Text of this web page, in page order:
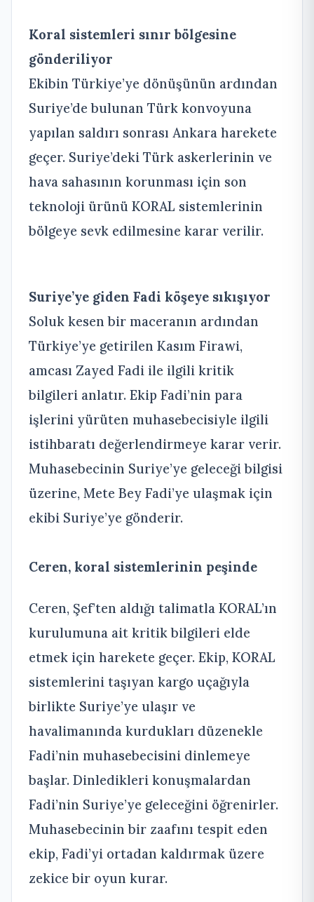
Koral sistemleri sınır bölgesine
gönderiliyor
Ekibin Türkiye’ye dönüşünün ardından
Suriye’de bulunan Türk konvoyuna
yapılan saldırı sonrası Ankara harekete
geçer. Suriye’deki Türk askerlerinin ve
hava sahasının korunması için son
teknoloji ürünü KORAL sistemlerinin
bölgeye sevk edilmesine karar verilir.
Suriye’ye giden Fadi köşeye sıkışıyor
Soluk kesen bir maceranın ardından
Türkiye’ye getirilen Kasım Firawi,
amcası Zayed Fadi ile ilgili kritik
bilgileri anlatır. Ekip Fadi’nin para
işlerini yürüten muhasebecisiyle ilgili
istihbaratı değerlendirmeye karar verir.
Muhasebecinin Suriye’ye geleceği bilgisi
üzerine, Mete Bey Fadi’ye ulaşmak için
ekibi Suriye’ye gönderir.
Ceren, koral sistemlerinin peşinde
Ceren, Şef’ten aldığı talimatla KORAL’ın
kurulumuna ait kritik bilgileri elde
etmek için harekete geçer. Ekip, KORAL
sistemlerini taşıyan kargo uçağıyla
birlikte Suriye’ye ulaşır ve
havalimanında kurdukları düzenekle
Fadi’nin muhasebecisini dinlemeye
başlar. Dinledikleri konuşmalardan
Fadi’nin Suriye’ye geleceğini öğrenirler.
Muhasebecinin bir zaafını tespit eden
ekip, Fadi’yi ortadan kaldırmak üzere
zekice bir oyun kurar.